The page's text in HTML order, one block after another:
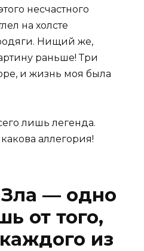
несчастного
на холсте
Нищий же,
раньше! Три
и жизнь моя была
лишь легенда.
аллегория!
— одно
от того,
из